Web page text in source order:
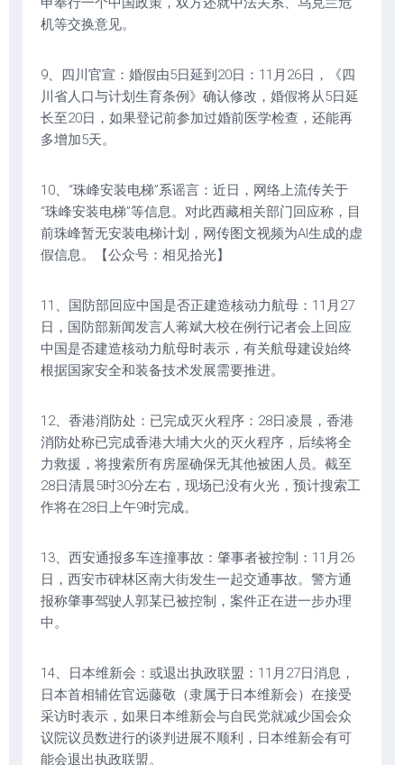
机等交换意见。
9、四川官宣：婚假由5日延到20日：11月26日，《四
川省人口与计划生育条例》确认修改，婚假将从5日延
长至20日，如果登记前参加过婚前医学检查，还能再
多增加5天。
10、“珠峰安装电梯”系谣言：近日，网络上流传关于
“珠峰安装电梯”等信息。对此西藏相关部门回应称，目
前珠峰暂无安装电梯计划，网传图文视频为AI生成的虚
假信息。【公众号：相见拾光】
11、国防部回应中国是否正建造核动力航母：11月27
日，国防部新闻发言人蒋斌大校在例行记者会上回应
中国是否建造核动力航母时表示，有关航母建设始终
根据国家安全和装备技术发展需要推进。
12、香港消防处：已完成灭火程序：28日凌晨，香港
消防处称已完成香港大埔大火的灭火程序，后续将全
力救援，将搜索所有房屋确保无其他被困人员。截至
28日清晨5时30分左右，现场已没有火光，预计搜索工
作将在28日上午9时完成。
13、西安通报多车连撞事故：肇事者被控制：11月26
日，西安市碑林区南大街发生一起交通事故。警方通
报称肇事驾驶人郭某已被控制，案件正在进一步办理
中。
14、日本维新会：或退出执政联盟：11月27日消息，
日本首相辅佐官远藤敬（隶属于日本维新会）在接受
采访时表示，如果日本维新会与自民党就减少国会众
议院议员数进行的谈判进展不顺利，日本维新会有可
能会退出执政联盟。